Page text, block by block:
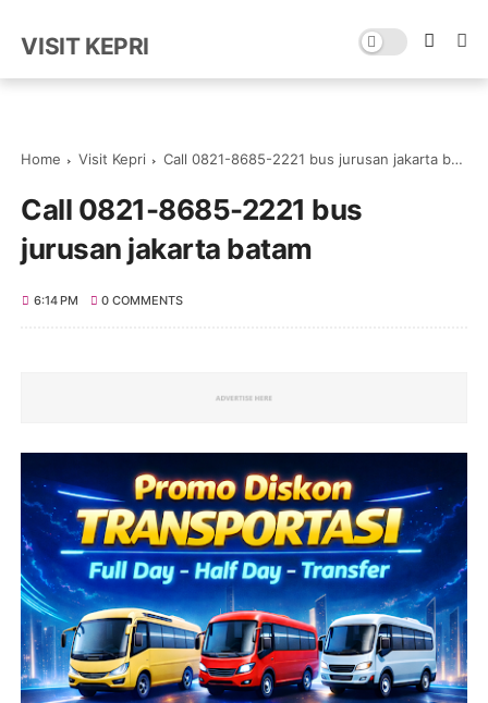
VISIT KEPRI
Home Visit Kepri Call 0821-8685-2221 bus jurusan jakarta batam
Call 0821-8685-2221 bus
jurusan jakarta batam
6:14 PM 0 COMMENTS